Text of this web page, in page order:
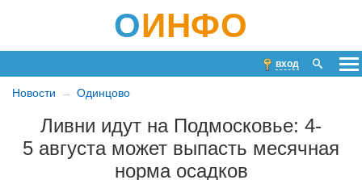
ОИНФО
вход
Новости Одинцово
Ливни идут на Подмосковье: 4-
5 августа может выпасть месячная
норма осадков